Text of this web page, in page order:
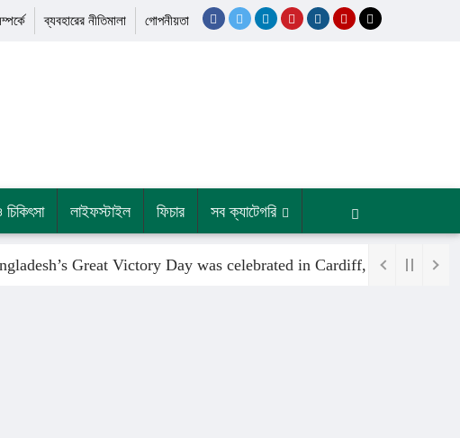
ব্যবহারের নীতিমালা গোপনীয়তা
লাইফস্টাইল ফিচার সব ক্যাটেগরি
Great Victory Day was celebrated in Cardiff, Britain, at the